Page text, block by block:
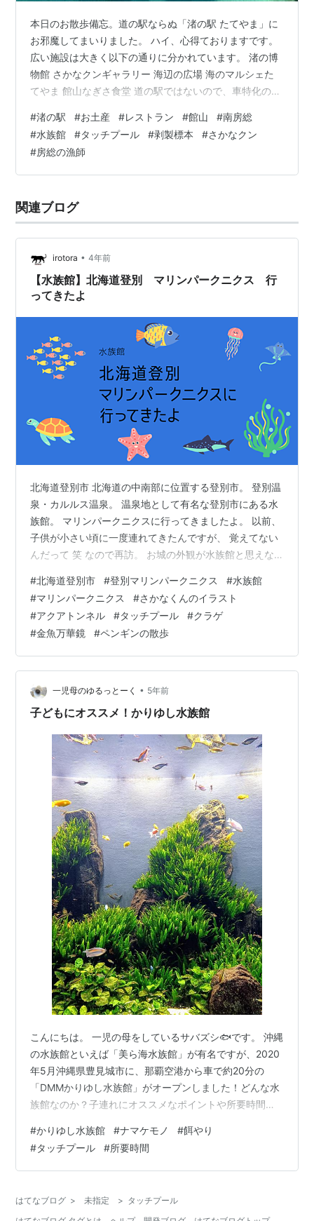
本日のお散歩備忘。道の駅ならぬ「渚の駅 たてやま」に
お邪魔してまいりました。 ハイ、心得ておりますです。
広い施設は大きく以下の通りに分かれています。 渚の博
物館 さかなクンギャラリー 海辺の広場 海のマルシェた
てやま 館山なぎさ食堂 道の駅ではないので、車特化のア
います。 本日連休中とあって大賑わいながら、スタッフ
さんのスムーズな誘導でストレスフリー。 海のマルシェ
たてやま 房総特産がみっしりの売店です。 こちらおっさ
れなケーキ屋さん、パティスリー ソラネル。 かわ
した。 しかも。。。 安い…
#渚の駅 #お土産 #レストラン #館山 #南房総
#水族館 #タッチプール #剥製標本 #さかなクン
#房総の漁師
関連ブログ
irotora • 4年前
【水族館】北海道登別 マリンパークニクス 行
ってきたよ
北海道登別市 北海道の中南部に位置する登別市。 登別温
泉・カルルス温泉。 温泉地として有名な登別市にある水
族館。 マリンパークニクスに行ってきましたよ。 以前、
子供が小さい頃に一度連れてきたんですが、 覚えてない
んだって 笑 なので再訪。 お城の外観が水族館と思えな
ね。 1990年にオープンです。 かなりの年月経ってます
が、健在です。 入場して、そうそうに いろんなショーが
次から次へとあり、 順にめぐりました。 ショーが開催さ
れるのはお城周辺にある場所なので とりあえずお城はの
ちほど。 アシカショー 定番のボール運び・輪投げなど、
見事に成…
#北海道登別市 #登別マリンパークニクス #水族館
#マリンパークニクス #さかなくんのイラスト
#アクアトンネル #タッチプール #クラゲ
#金魚万華鏡 #ペンギンの散歩
一児母のゆるっとーく • 5年前
子どもにオススメ！かりゆし水族館
こんにちは。 一児の母をしているサバズシ🐟です。 沖縄
の水族館といえば「美ら海水族館」が有名ですが、2020
年5月沖縄県豊見城市に、那覇空港から車で約20分の
「DMMかりゆし水族館」がオープンしました！どんな水
族館なのか？子連れにオススメなポイントや所要時間な
します😃 DMMかりゆし水族館の基本情報 いざ！水族館
へ ☝オススメポイント①【遊び場のような空間】 ☝オス
スメポイント②【餌やり体験】 ☝オススメポイント
で見られる】 ☝オススメポイント⑤【クラゲエリア】 最
#かりゆし水族館 #ナマケモノ #餌やり
#タッチプール #所要時間
はてなブログ > 未指定 > タッチプール